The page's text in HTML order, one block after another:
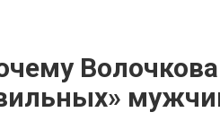
Волочкова